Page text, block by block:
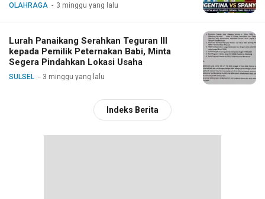
OLAHRAGA 3 minggu yang lalu
Lurah Panaikang Serahkan Teguran III
kepada Pemilik Peternakan Babi, Minta
Segera Pindahkan Lokasi Usaha
SULSEL 3 minggu yang lalu
Indeks Berita